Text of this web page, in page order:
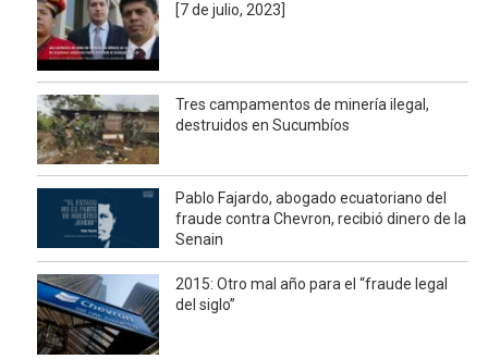
[7 de julio, 2023]
Tres campamentos de minería ilegal,
destruidos en Sucumbíos
Pablo Fajardo, abogado ecuatoriano del
fraude contra Chevron, recibió dinero de la
Senain
2015: Otro mal año para el “fraude legal
del siglo”